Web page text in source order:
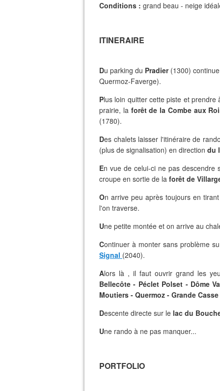
Conditions : grand beau - neige
ITINERAIRE
Du parking du Pradier(1300)
Quermoz-Faverge).
Plus loin quitter cette piste et
prairie, laforêt de la Combe aux
(1780).
Des chalets laisser l'itinéraire de
(plus de signalisation) en direction du
En vue de celui-ci ne pas descendre
croupe en sortie de la forêt de
On arrive peu après toujours en
l'on traverse.
Une petite montée et on arrive au
Continuer à monter sans problème
Signal (2040).
Alors là , il faut ouvrir grand les
Bellecôte - Péclet Polset - Dôme
Moutiers - Quermoz - Grande
Descente directe sur le lac du
Une rando à ne pas manquer...
PORTFOLIO